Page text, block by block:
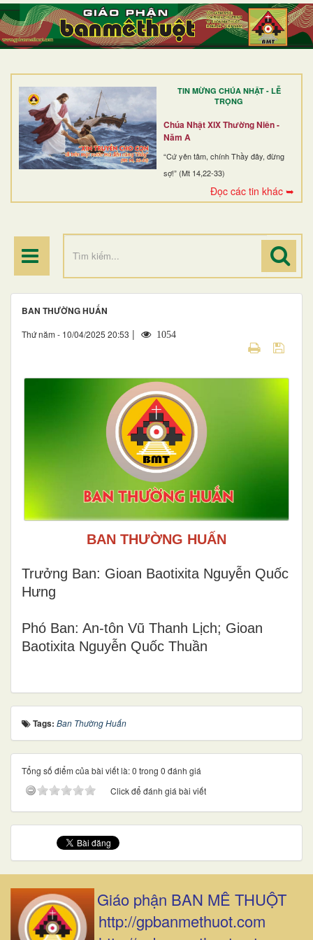
TIN MỪNG CHÚA NHẬT - LỄ
TRỌNG
Chúa Nhật XIX Thường Niên -
Năm A
“Cứ yên tâm, chính Thầy đây, đừng
sợ!” (Mt 14,22-33)
Đọc các tin khác ➥
TRANG NHẤT
GIỚI THIỆU
DÒNG TU
BAN MỤC VỤ
ĐOÀN THỂ CG
ĐIỂM HÀNH HƯƠNG
BAN THƯỜNG HUẤN
Thứ năm - 10/04/2025 20:53 | 1054
BAN THƯỜNG HUẤN
Trưởng Ban: Gioan Baotixita Nguyễn Quốc
Hưng
Phó Ban: An-tôn Vũ Thanh Lịch; Gioan
Baotixita Nguyễn Quốc Thuần
Tags: Ban Thường Huấn
Tổng số điểm của bài viết là: 0 trong 0 đánh giá
Click để đánh giá bài viết
Giáo phận BAN MÊ THUỘT
http://gpbanmethuot.com